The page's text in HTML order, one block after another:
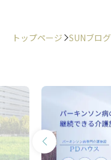
トップページ SUNブログ